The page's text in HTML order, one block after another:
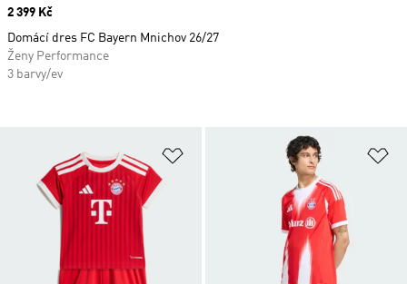
Přidat do seznamu přání
Price
2 399 Kč
Domácí dres FC Bayern Mnichov 26/27
Ženy Performance
3 barvy/ev